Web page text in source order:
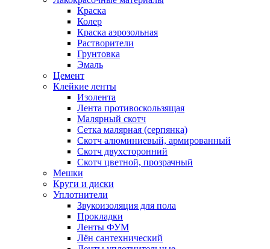
Краска
Колер
Краска аэрозольная
Растворители
Грунтовка
Эмаль
Цемент
Клейкие ленты
Изолента
Лента противоскользящая
Малярный скотч
Сетка малярная (серпянка)
Скотч алюминиевый, армированный
Скотч двухсторонний
Скотч цветной, прозрачный
Мешки
Круги и диски
Уплотнители
Звукоизоляция для пола
Прокладки
Ленты ФУМ
Лён сантехнический